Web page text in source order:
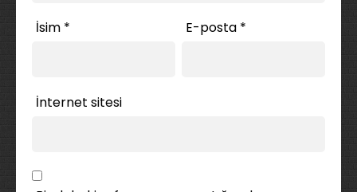
İsim * E-posta *
İnternet sitesi